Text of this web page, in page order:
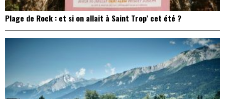
Plage de Rock : et si on allait à Saint Trop’ cet été ?